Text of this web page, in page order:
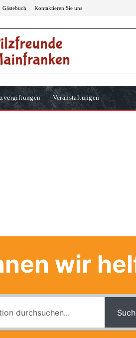
Gästebuch Kontaktieren Sie uns
Veranstaltungen
wir